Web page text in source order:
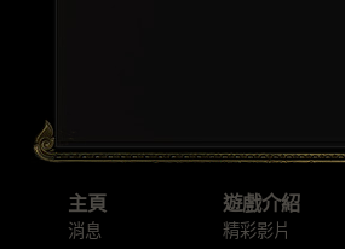
主頁
消息
遊戲介紹
精彩影片